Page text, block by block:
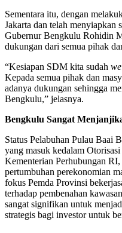
Sementara itu, dengan
Jakarta dan telah menyiapkan
Gubernur Bengkulu Rohidin
dukungan dari semua pihak
“Kesiapan SDM kita sudah
Kepada semua pihak dan
adanya dukungan sehingga
Bengkulu,” jelasnya.
Bengkulu Sangat
Status Pelabuhan Pulau Baai
yang masuk kedalam
Kementerian Perhubungan
pertumbuhan perekonomian
fokus Pemda Provinsi
terhadap pembenahan
sangat signifikan untuk
strategis bagi investor untuk